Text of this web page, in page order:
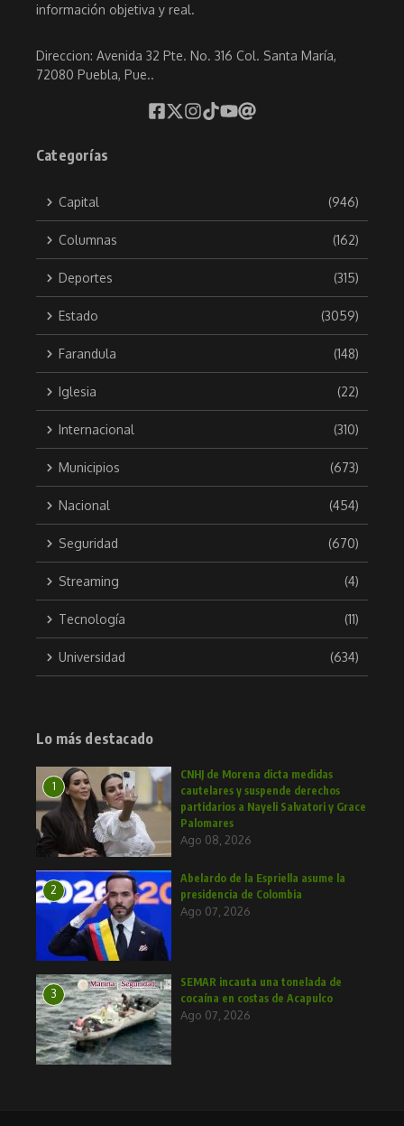
información objetiva y real.
Direccion: Avenida 32 Pte. No. 316 Col. Santa María,
72080 Puebla, Pue..
Categorías
Capital (946)
Columnas (162)
Deportes (315)
Estado (3059)
Farandula (148)
Iglesia (22)
Internacional (310)
Municipios (673)
Nacional (454)
Seguridad (670)
Streaming (4)
Tecnología (11)
Universidad (634)
Lo más destacado
1
CNHJ de Morena dicta medidas
cautelares y suspende derechos
partidarios a Nayeli Salvatori y Grace
Palomares
Ago 08, 2026
2
Abelardo de la Espriella asume la
presidencia de Colombia
Ago 07, 2026
3
SEMAR incauta una tonelada de
cocaína en costas de Acapulco
Ago 07, 2026